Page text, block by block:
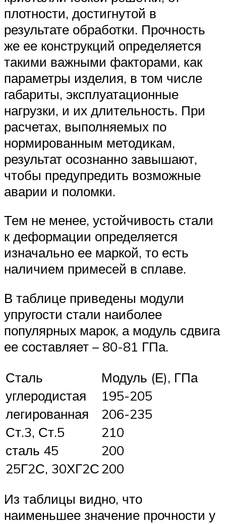
плотности, достигнутой в
результате обработки. Прочность
же ее конструкций определяется
такими важными факторами, как
параметры изделия, в том числе
габариты, эксплуатационные
нагрузки, и их длительность. При
расчетах, выполняемых по
нормированным методикам,
результат осознанно завышают,
чтобы предупредить возможные
аварии и поломки.
Тем не менее, устойчивость стали
к деформации определяется
изначально ее маркой, то есть
наличием примесей в сплаве.
В таблице приведены модули
упругости стали наиболее
популярных марок, а модуль сдвига
ее составляет – 80-81 ГПа.
Сталь
Модуль (Е), ГПа
углеродистая
195-205
легированная
206-235
Ст.3, Ст.5
210
сталь 45
200
25Г2С, 30ХГ2С200
Из таблицы видно, что
наименьшее значение прочности у